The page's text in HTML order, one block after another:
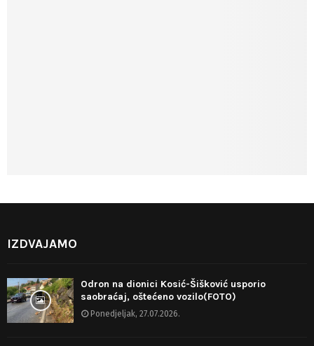
IZDVAJAMO
Odron na dionici Kosić-Šišković usporio
saobraćaj, oštećeno vozilo(FOTO)
Ponedjeljak, 27.07.2026.